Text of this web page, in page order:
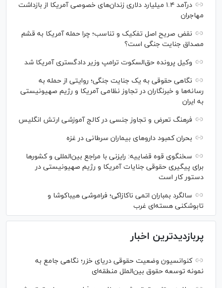
درآمد ۱.۴ میلیارد دلاری زندان‌های خصوصی آمریکا از بازداشت
مهاجران
نقض صریح اصل تفکیک و تناسب؛ چرا حمله آمریکا به قشم
مصداق جنایت جنگی است؟
وکیل پرونده حق‌السکوت ترامپ وزیر دادگستری آمریکا شد
نگاهی حقوقی به یک جنایت جنگی؛ روایتی از حمله به
رسانه‌ها و خبرنگاران در تجاوز نظامی آمریکا و رژیم صهیونیستی
به ایران
فرهنگ تعرض و تجاوز جنسی در کالج آموزشی ارتش انگلیس
بحران کمبود دارو‌های بیماران سرطانی در غزه
سخنگوی قوه قضاییه: رایزنی‌ با مراجع بین‌المللی و کشور‌ها
برای پیگیری حقوقی جنایات آمریکا و رژیم صهیونیستی در
دستور کار است
سالگرد بمباران اتمی ناکازاکی؛ فراموشی هیباکوشا و
تابوشکنی هسته‌ای غرب
پربازدیدترین اخبار
کنوانسیون وضعیت حقوقی دریای خزر؛ نگاهی جامع به
نمونه توسعه حقوق بین‌الملل منطقه‌ای